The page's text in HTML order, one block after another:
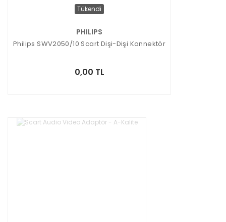
Tükendi
PHILIPS
Philips SWV2050/10 Scart Dişi-Dişi Konnektör
0,00 TL